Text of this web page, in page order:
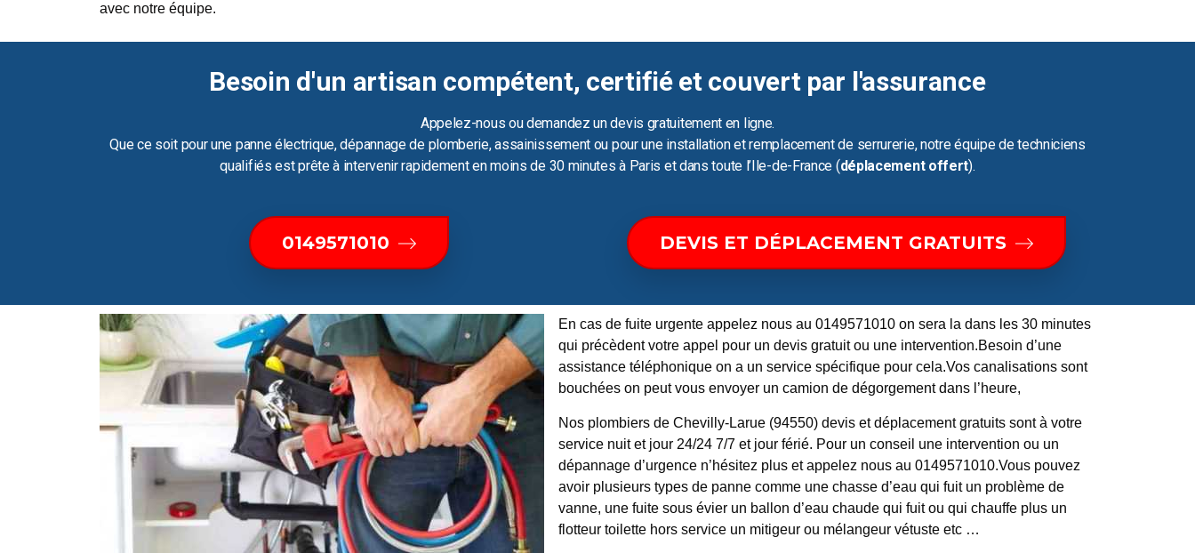
avec notre équipe.
Besoin d'un artisan compétent, certifié et couvert par l'assurance
Appelez-nous ou demandez un devis gratuitement en ligne.
Que ce soit pour une panne électrique, dépannage de plomberie, assainissement ou pour une installation et remplacement de serrurerie, notre équipe de techniciens
qualifiés est prête à intervenir rapidement en moins de 30 minutes à Paris et dans toute l’Ile-de-France (déplacement offert).
0149571010 DEVIS ET DÉPLACEMENT GRATUITS
En cas de fuite urgente appelez nous au 0149571010 on sera la dans les 30 minutes
qui précèdent votre appel pour un devis gratuit ou une intervention.Besoin d’une
assistance téléphonique on a un service spécifique pour cela.Vos canalisations sont
bouchées on peut vous envoyer un camion de dégorgement dans l’heure,
Nos plombiers de Chevilly-Larue (94550) devis et déplacement gratuits sont à votre
service nuit et jour 24/24 7/7 et jour férié. Pour un conseil une intervention ou un
dépannage d’urgence n’hésitez plus et appelez nous au 0149571010.Vous pouvez
avoir plusieurs types de panne comme une chasse d’eau qui fuit un problème de
vanne, une fuite sous évier un ballon d’eau chaude qui fuit ou qui chauffe plus un
flotteur toilette hors service un mitigeur ou mélangeur vétuste etc …